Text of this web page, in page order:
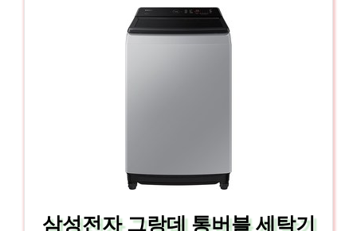
삼성전자 그랑데 통버블 세탁기